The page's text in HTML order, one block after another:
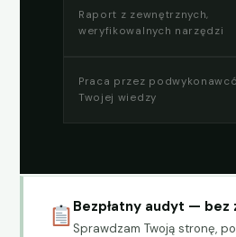
Raport z zewnętrznych,
weryfikowalnych narzędzi
Praca przez
Twojej wiedzy
Bezpłatny audyt — bez
Sprawdzam Twoją stronę,